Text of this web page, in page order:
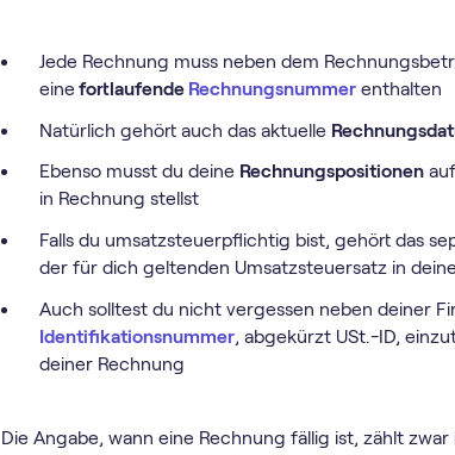
Jede Rechnung muss neben dem
eine fortlaufende Rechnungsnummerenthalten
Natürlich gehört auch das aktuelle
Ebenso musst du deine Rechnungspositionen
in Rechnung stellst
Falls du umsatzsteuerpflichtig bist, gehört das
der für dich geltenden Umsatzsteuersatz in
Auch solltest du nicht vergessen neben deiner
Identifikationsnummer, abgekürzt USt.-ID,
deiner Rechnung
Die Angabe, wann eine Rechnung fällig ist, zählt